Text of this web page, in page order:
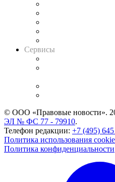
Сервисы
© ООО «Правовые новости».
ЭЛ № ФС 77 - 79910.
Телефон редакции: +7 (495)
Политика использования
Политика конфиденциальности